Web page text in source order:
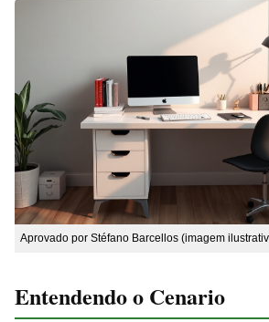
Aprovado por Stéfano Barcellos (imagem
Entendendo o Cenario